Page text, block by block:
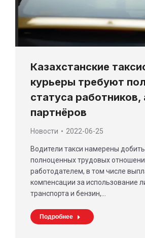
Казахстанские
курьеры требуют
статуса работников,
партнёров
Новости 2022-06-25
Водители такси намерены
полноценных трудовых
работодателем, в том числе
компенсации за использование
транспорта и бензин,…
Подробнее